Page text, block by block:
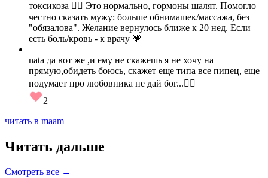
токсикоза 😵‍💫 Это нормально, гормоны шалят. Помогло
честно сказать мужу: больше обнимашек/массажа, без
"обязалова". Желание вернулось ближе к 20 нед. Если
есть боль/кровь - к врачу 💗
nata да вот же ,и ему не скажешь я не хочу на
прямую,обидеть боюсь, скажет еще типа все пипец, еще
подумает про любовника не дай бог...😵‍💫
2
читать в maam
Читать дальше
Смотреть все →